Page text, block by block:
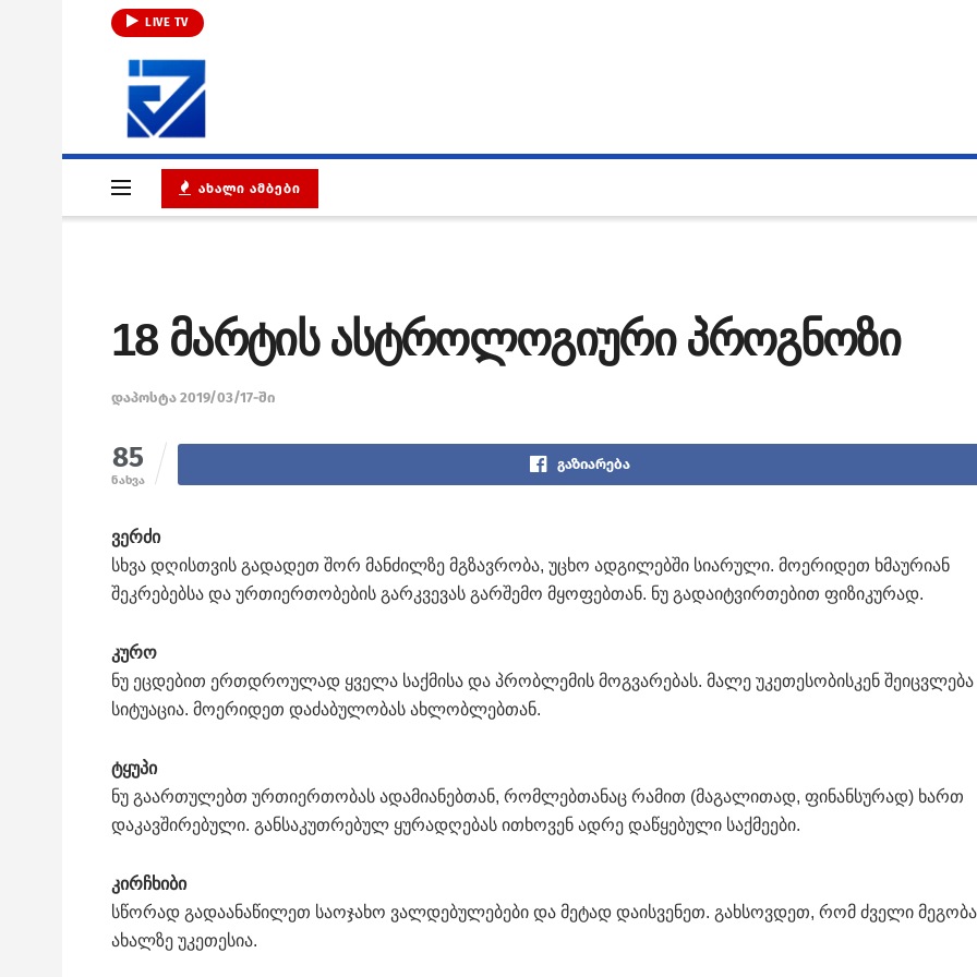
LIVE TV
ᲐᲮᲐᲚᲘ ᲐᲛᲑᲔᲑᲘ
18 მარტის ასტროლოგიური პროგნოზი
დაპოსტა 2019/03/17-ში
85
ნახვა
გაზიარება
ვერძი
სხვა დღისთვის გადადეთ შორ მანძილზე მგზავრობა, უცხო ადგილებში სიარული. მოერიდეთ ხმაურიან
შეკრებებსა და ურთიერთობების გარკვევას გარშემო მყოფებთან. ნუ გადაიტვირთებით ფიზიკურად.
კურო
ნუ ეცდებით ერთდროულად ყველა საქმისა და პრობლემის მოგვარებას. მალე უკეთესობისკენ შეიცვლება
სიტუაცია. მოერიდეთ დაძაბულობას ახლობლებთან.
ტყუპი
ნუ გაართულებთ ურთიერთობას ადამიანებთან, რომლებთანაც რამით (მაგალითად, ფინანსურად) ხართ
დაკავშირებული. განსაკუთრებულ ყურადღებას ითხოვენ ადრე დაწყებული საქმეები.
კირჩხიბი
სწორად გადაანაწილეთ საოჯახო ვალდებულებები და მეტად დაისვენეთ. გახსოვდეთ, რომ ძველი
ახალზე უკეთესია.